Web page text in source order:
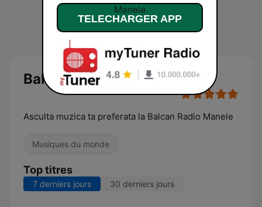
Balcan Radio Manele
Asculta muzica ta preferata la Balcan Radio Manele
Musiques du monde
Top titres
7 derniers jours 30 derniers jours
TELECHARGER APP